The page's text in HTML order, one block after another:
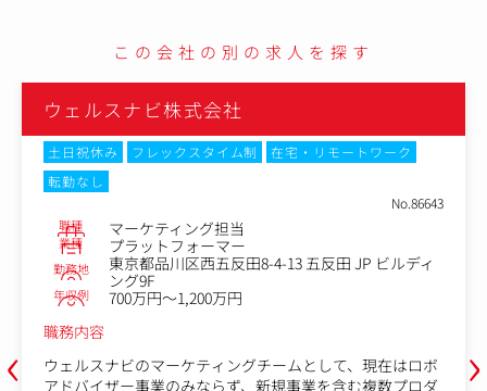
この会社の別の求人を探す
‹
ウェルスナビ株式会社
土日祝休み フレックスタイム制
在宅・リモートワーク
転勤なし
No.86643
職種 マーケティング担当
業種 プラットフォーマー
勤務地
東京都品川区西五反田8-4-13 五反田 JP ビルディ
ング9F
年収例
700万円～1,200万円
職務内容
ウェルスナビのマーケティングチームとして、現在はロボ
アドバイザー事業のみならず、新規事業を含む複数プロダ
›